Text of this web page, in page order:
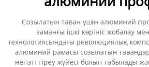
Созылатын таван үшін алюминий
заманғы ішкі көрініс жобалау
технологиясындағы революциялық
алюминий рамасы созылатын
негізгі тіреу жүйесі болып табылады